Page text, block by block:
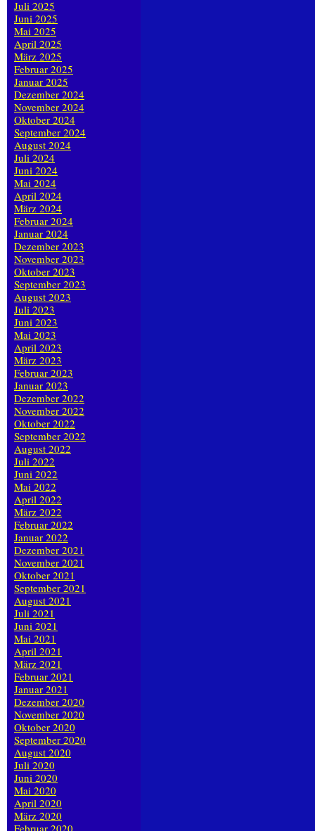
Juli 2025
Juni 2025
Mai 2025
April 2025
März 2025
Februar 2025
Januar 2025
Dezember 2024
November 2024
Oktober 2024
September 2024
August 2024
Juli 2024
Juni 2024
Mai 2024
April 2024
März 2024
Februar 2024
Januar 2024
Dezember 2023
November 2023
Oktober 2023
September 2023
August 2023
Juli 2023
Juni 2023
Mai 2023
April 2023
März 2023
Februar 2023
Januar 2023
Dezember 2022
November 2022
Oktober 2022
September 2022
August 2022
Juli 2022
Juni 2022
Mai 2022
April 2022
März 2022
Februar 2022
Januar 2022
Dezember 2021
November 2021
Oktober 2021
September 2021
August 2021
Juli 2021
Juni 2021
Mai 2021
April 2021
März 2021
Februar 2021
Januar 2021
Dezember 2020
November 2020
Oktober 2020
September 2020
August 2020
Juli 2020
Juni 2020
Mai 2020
April 2020
März 2020
Februar 2020